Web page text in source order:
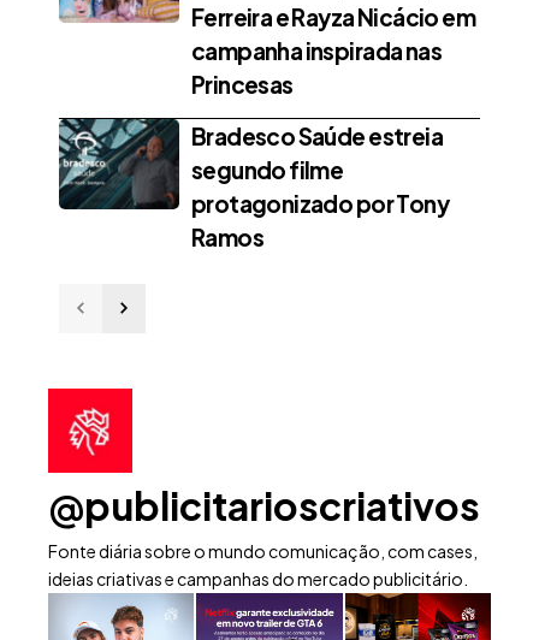
Ferreira e Rayza Nicácio em
campanha inspirada nas
Princesas
Bradesco Saúde estreia
segundo filme
protagonizado por Tony
Ramos
@publicitarioscriativos
Fonte diária sobre o mundo comunicação, com cases,
ideias criativas e campanhas do mercado publicitário.